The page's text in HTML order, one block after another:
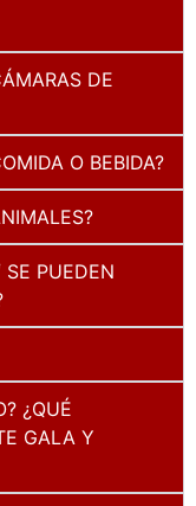
DE
O BEBIDA?
PUEDEN
¿QUÉ
GALA Y